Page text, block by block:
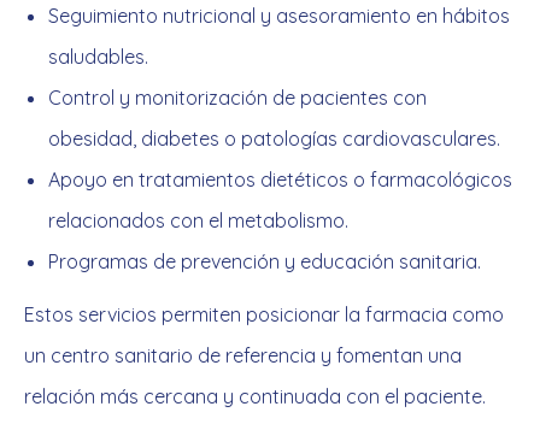
Seguimiento nutricional y asesoramiento en hábitos
saludables.
Control y monitorización de pacientes con
obesidad, diabetes o patologías cardiovasculares.
Apoyo en tratamientos dietéticos o farmacológicos
relacionados con el metabolismo.
Programas de prevención y educación sanitaria.
Estos servicios permiten posicionar la farmacia como
un centro sanitario de referencia y fomentan una
relación más cercana y continuada con el paciente.